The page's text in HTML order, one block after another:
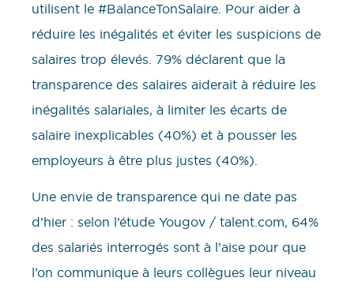
utilisent le #BalanceTonSalaire. Pour aider à
réduire les inégalités et éviter les suspicions de
salaires trop élevés. 79% déclarent que la
transparence des salaires aiderait à réduire les
inégalités salariales, à limiter les écarts de
salaire inexplicables (40%) et à pousser les
employeurs à être plus justes (40%).
Une envie de transparence qui ne date pas
d’hier : selon l’étude Yougov / talent.com, 64%
des salariés interrogés sont à l’aise pour que
l’on communique à leurs collègues leur niveau